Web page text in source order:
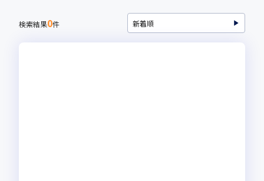
検索結果0件